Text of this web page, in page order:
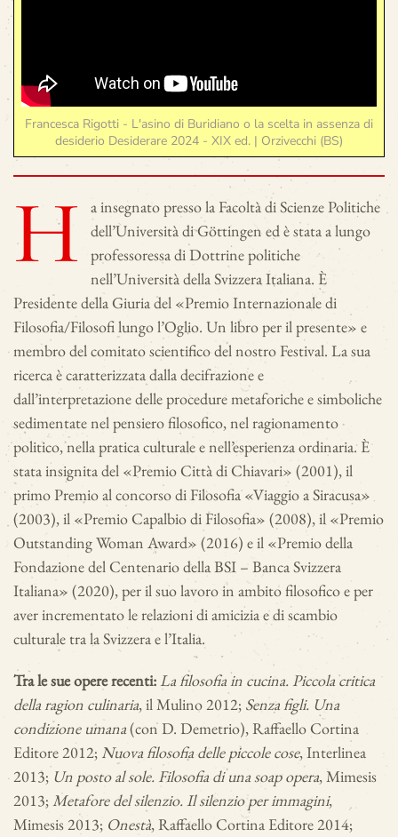
Francesca Rigotti - L'asino di Buridiano o la scelta in assenza di
desiderio Desiderare 2024 - XIX ed. | Orzivecchi (BS)
H
a insegnato presso la Facoltà di Scienze Politiche
dell’Università di Göttingen ed è stata a lungo
professoressa di Dottrine politiche
nell’Università della Svizzera Italiana. È
Presidente della Giuria del «Premio Internazionale di
Filosofia/Filosofi lungo l’Oglio. Un libro per il presente» e
membro del comitato scientifico del nostro Festival. La sua
ricerca è caratterizzata dalla decifrazione e
dall’interpretazione delle procedure metaforiche e simboliche
sedimentate nel pensiero filosofico, nel ragionamento
politico, nella pratica culturale e nell’esperienza ordinaria. È
stata insignita del «Premio Città di Chiavari» (2001), il
primo Premio al concorso di Filosofia «Viaggio a Siracusa»
(2003), il «Premio Capalbio di Filosofia» (2008), il «Premio
Outstanding Woman Award» (2016) e il «Premio della
Fondazione del Centenario della BSI – Banca Svizzera
Italiana» (2020), per il suo lavoro in ambito filosofico e per
aver incrementato le relazioni di amicizia e di scambio
culturale tra laSvizzera e l’Italia.
Tra le sue opere recenti:La filosofia in cucina. Piccola critica
della ragion culinaria, il Mulino 2012; Senza figli. Una
condizione umana(con D. Demetrio), Raffaello Cortina
Editore 2012; Nuova filosofia delle piccole cose, Interlinea
2013; Un posto al sole. Filosofia di una soap opera, Mimesis
2013;Metafore del silenzio. Il silenzio per immagini,
Mimesis 2013; Onestà, Raffaello Cortina Editore 2014;